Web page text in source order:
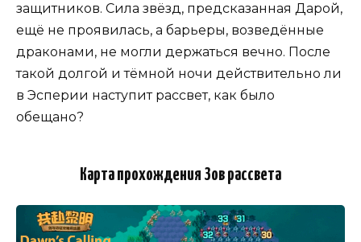
защитников. Сила звёзд, предсказанная Дарой,
ещё не проявилась, а барьеры, возведённые
драконами, не могли держаться вечно. После
такой долгой и тёмной ночи действительно ли
в Эсперии наступит рассвет, как было
обещано?
Карта прохождения Зов рассвета